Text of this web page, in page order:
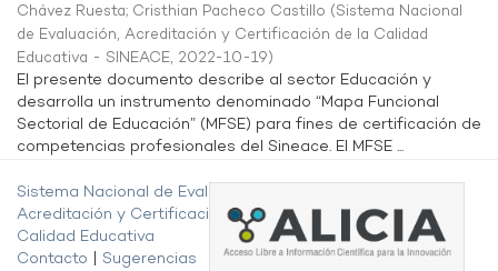
Chávez Ruesta; Cristhian Pacheco Castillo (Sistema Nacional
de Evaluación, Acreditación y Certificación de la Calidad
Educativa - SINEACE, 2022-10-19)
El presente documento describe al sector Educación y
desarrolla un instrumento denominado “Mapa Funcional
Sectorial de Educación” (MFSE) para fines de certificación de
competencias profesionales del Sineace. El MFSE ...
Sistema Nacional de Evaluación,
Acreditación y Certificación de la
Calidad Educativa
Contacto
Sugerencias